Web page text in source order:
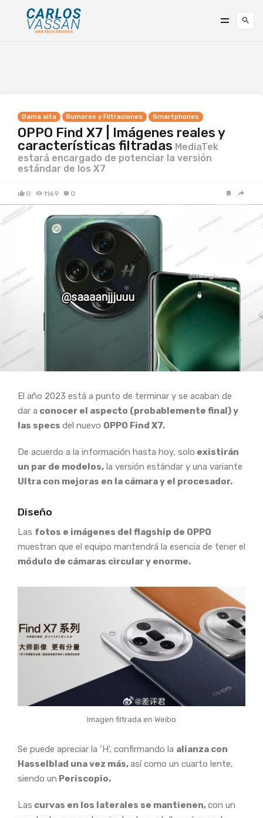
Gama alta Rumores y Filtraciones Smartphones
OPPO Find X7 | Imágenes reales y
características filtradas MediaTek
estará encargado de potenciar la versión
estándar de los X7
0 1169 0
El año 2023 está a punto de terminar y se acaban de
dar a conocer el aspecto (probablemente final) y
las specs del nuevo OPPO Find X7.
De acuerdo a la información hasta hoy, solo existirán
un par de modelos, la versión estándar y una variante
Ultra con mejoras en la cámara y el procesador.
Diseño
Las fotos e imágenes del flagship de OPPO
muestran que el equipo mantendrá la esencia de tener el
módulo de cámaras circular y enorme.
Imagen filtrada en Weibo
Se puede apreciar la ‘H’, confirmando la alianza con
Hasselblad una vez más,así como un cuarto lente,
siendo un Periscopio.
Las curvas en los laterales se mantienen,con un